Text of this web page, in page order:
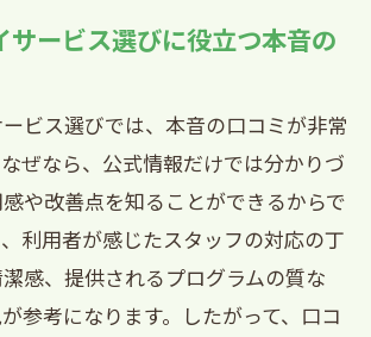
で見えてくる西宮市デイサービ
点
の口コミから知る西宮市特有の魅
スの雰囲気や特徴を体験談で解説
サービス選びに役立つ本音の
ビス選びでは、本音の口コミが非常
ぜなら、公式情報だけでは分かりづ
や改善点を知ることができるからで
利用者が感じたスタッフの対応の丁
感、提供されるプログラムの質な
参考になります。したがって、口コ